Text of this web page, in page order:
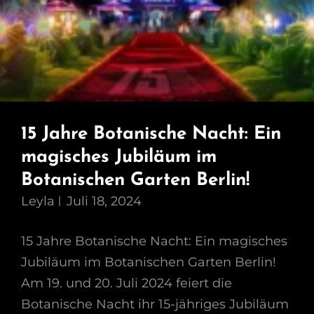
15 Jahre Botanische Nacht: Ein
magisches Jubiläum im
Botanischen Garten Berlin!
Leyla Juli 18, 2024
15 Jahre Botanische Nacht: Ein magisches
Jubiläum im Botanischen Garten Berlin!
Am 19. und 20. Juli 2024 feiert die
Botanische Nacht ihr 15-jähriges Jubiläum